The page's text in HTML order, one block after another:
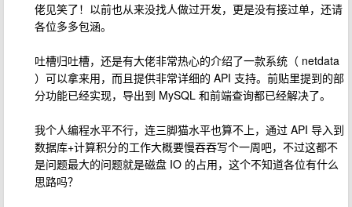
佬见笑了！以前也从来没找人做过开发，更是没有接过单，还请
各位多多包涵。
吐槽归吐槽，还是有大佬非常热心的介绍了一款系统（ netdata
）可以拿来用，而且提供非常详细的 API 支持。前贴里提到的部
分功能已经实现，导出到 MySQL 和前端查询都已经解决了。
我个人编程水平不行，连三脚猫水平也算不上，通过 API 导入到
数据库+计算积分的工作大概要慢吞吞写个一周吧，不过这都不
是问题最大的问题就是磁盘 IO 的占用，这个不知道各位有什么
思路吗？